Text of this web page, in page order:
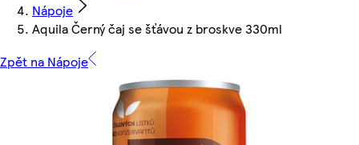
Nápoje
Aquila Černý čaj se šťávou z broskve 330ml
Zpět na Nápoje